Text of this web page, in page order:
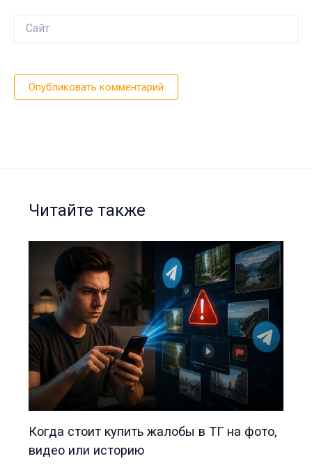
Читайте также
Когда стоит купить жалобы в ТГ на фото,
видео или историю